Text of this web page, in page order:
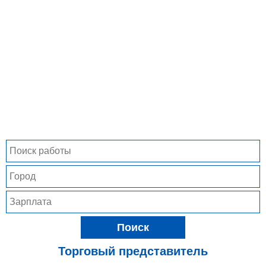
Поиск
Торговый представитель